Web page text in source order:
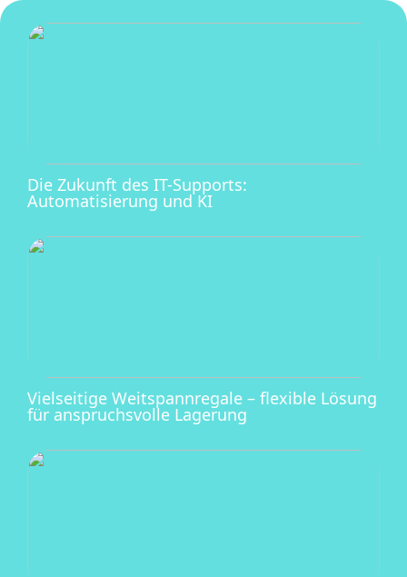
Die Zukunft des IT-Supports:
Automatisierung und KI
Vielseitige Weitspannregale – flexible Lösung
für anspruchsvolle Lagerung